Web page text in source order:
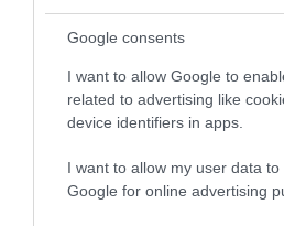
Google consents
I want to allow Google to
related to advertising like
device identifiers in apps.
I want to allow my user data
Google for online advertising